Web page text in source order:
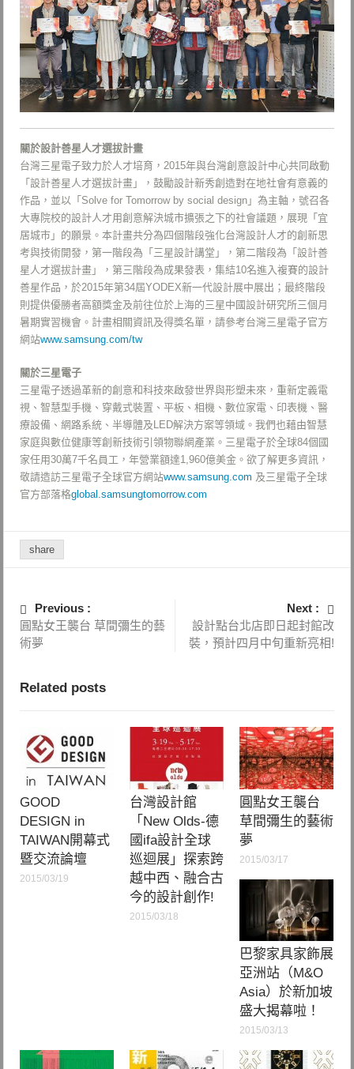
關於設計善星人才選拔計畫
台灣三星電子致力於人才培育，2015年與台灣創意設計中心共同啟動
「設計善星人才選拔計畫」，鼓勵設計新秀創造對在地社會有意義的
作品，並以「Solve for Tomorrow by social design」為主軸，號召各
大專院校的設計人才用創意解決城市擴張之下的社會議題，展現「宜
居城市」的願景。本計畫共分為四個階段強化台灣設計人才的創新思
考與技術開發，第一階段為「三星設計講堂」，第二階段為「設計善
星人才選拔計畫」，第三階段為成果發表，集結10名進入複賽的設計
善星作品，於2015年第34屆YODEX新一代設計展中展出；最終階段
則提供優勝者高額獎金及前往位於上海的三星中國設計研究所三個月
暑期實習機會。計畫相關資訊及得獎名單，請參考台灣三星電子官方
網站www.samsung.com/tw
關於三星電子
三星電子透過革新的創意和科技來啟發世界與形塑未來，重新定義電
視、智慧型手機、穿戴式裝置、平板、相機、數位家電、印表機、醫
療設備、網路系統、半導體及LED解決方案等領域。我們也藉由智慧
家庭與數位健康等創新技術引領物聯網產業。三星電子於全球84個國
家任用30萬7千名員工，年營業額達1,960億美金。欲了解更多資訊，
敬請造訪三星電子全球官方網站www.samsung.com 及三星電子全球
官方部落格global.samsungtomorrow.com
share
Previous :
圓點女王襲台 草間彌生的藝
術夢
Next :
設計點台北店即日起封館改
裝，預計四月中旬重新亮相!
Related posts
GOOD
DESIGN in
TAIWAN開幕式
暨交流論壇
2015/03/19
台灣設計館
「New Olds-德
國ifa設計全球
巡迴展」探索跨
越中西、融合古
今的設計創作!
2015/03/18
圓點女王襲台
草間彌生的藝術
夢
2015/03/17
巴黎家具家飾展
亞洲站（M&O
Asia）於新加坡
盛大揭幕啦！
2015/03/13